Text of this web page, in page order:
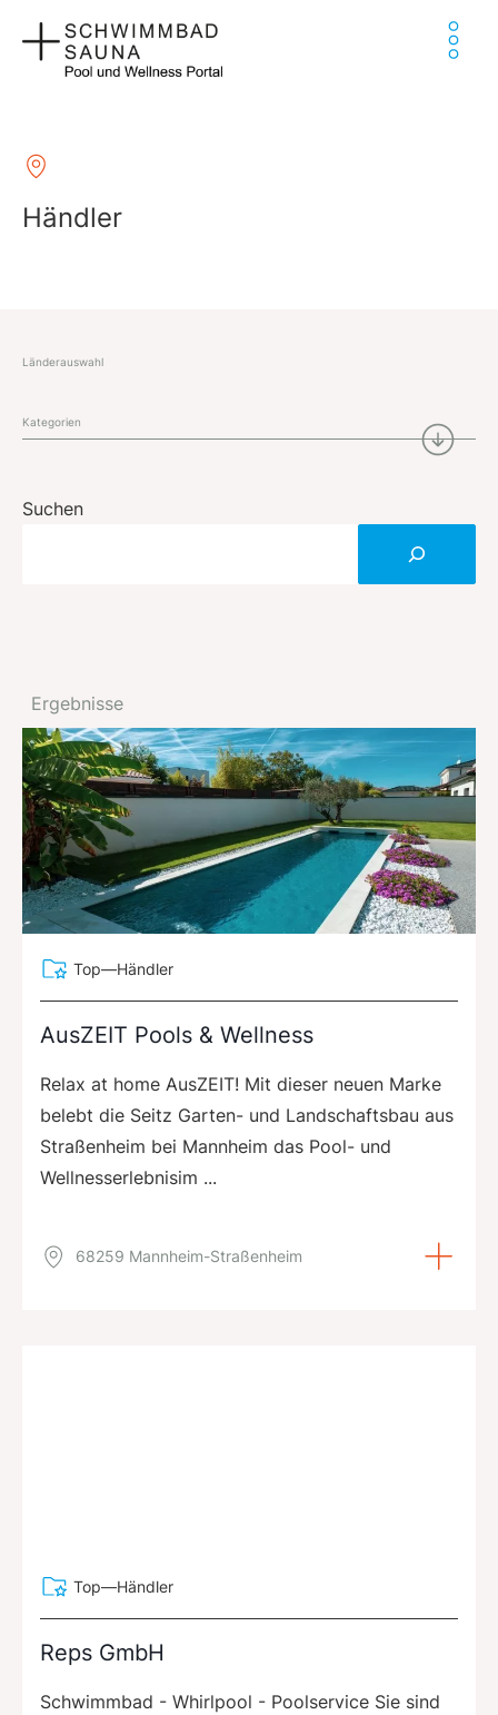
Inhalt
springen
Händler
Ergebnisse
Top—Händler
AusZEIT Pools & Wellness
Relax at home AusZEIT! Mit dieser neuen Marke
belebt die Seitz Garten- und Landschaftsbau aus
Straßenheim bei Mannheim das Pool- und
Wellnesserlebnisim ...
68259 Mannheim-Straßenheim
Top—Händler
Reps GmbH
Schwimmbad - Whirlpool - Poolservice Sie sind
Länderauswahl
Kategorien
Suchen